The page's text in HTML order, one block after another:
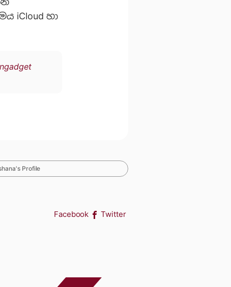
iCloud හා
Profile
Facebook Twitter